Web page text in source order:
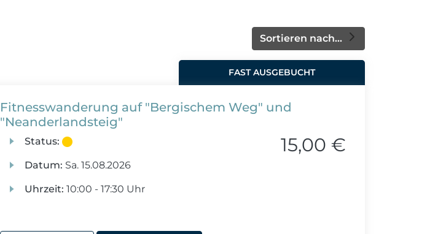
Sortieren nach...
FAST AUSGEBUCHT
Fitnesswanderung auf "Bergischem Weg" und
"Neanderlandsteig"
Status:
Datum: Sa.15.08.2026
Uhrzeit: 10:00 - 17:30 Uhr
15,00 €